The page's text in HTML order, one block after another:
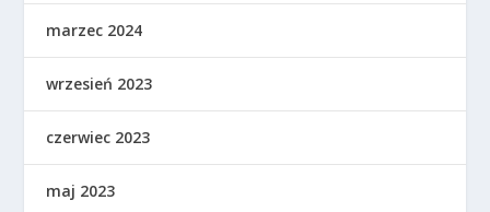
marzec 2024
wrzesień 2023
czerwiec 2023
maj 2023